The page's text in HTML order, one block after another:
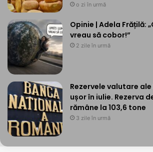
o zi în urmă
Opinie | Adela Frățilă:
vreau să cobor!”
2 zile în urmă
Rezervele valutare ale
ușor în iulie. Rezerva
rămâne la 103,6 tone
3 zile în urmă